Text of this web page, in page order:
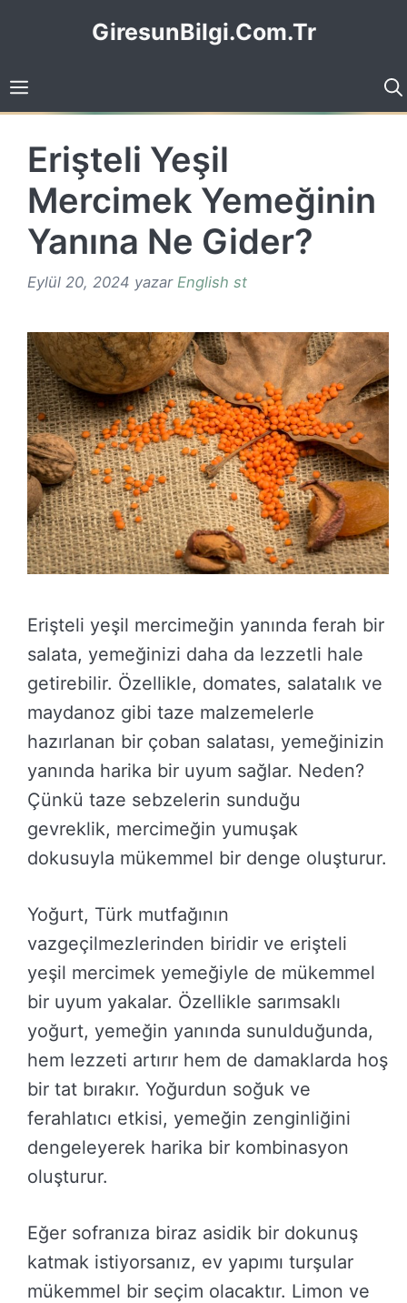
GiresunBilgi.Com.Tr
Erişteli Yeşil
Mercimek Yemeğinin
Yanına Ne Gider?
Eylül 20, 2024 yazar English st
Erişteli yeşil mercimeğin yanında ferah bir
salata, yemeğinizi daha da lezzetli hale
getirebilir. Özellikle, domates, salatalık ve
maydanoz gibi taze malzemelerle
hazırlanan bir çoban salatası, yemeğinizin
yanında harika bir uyum sağlar. Neden?
Çünkü taze sebzelerin sunduğu
gevreklik, mercimeğin yumuşak
dokusuyla mükemmel bir denge oluşturur.
Yoğurt, Türk mutfağının
vazgeçilmezlerinden biridir ve erişteli
yeşil mercimek yemeğiyle de mükemmel
bir uyum yakalar. Özellikle sarımsaklı
yoğurt, yemeğin yanında sunulduğunda,
hem lezzeti artırır hem de damaklarda hoş
bir tat bırakır. Yoğurdun soğuk ve
ferahlatıcı etkisi, yemeğin zenginliğini
dengeleyerek harika bir kombinasyon
oluşturur.
Eğer sofranıza biraz asidik bir dokunuş
katmak istiyorsanız, ev yapımı turşular
mükemmel bir seçim olacaktır. Limon ve